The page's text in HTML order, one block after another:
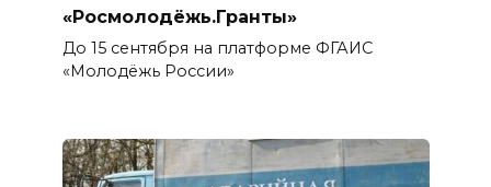
«Росмолодёжь.Гранты»
До 15 сентября на платформе ФГАИС
«Молодёжь России»